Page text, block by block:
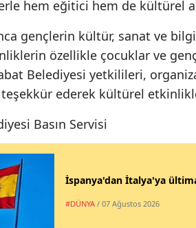
hem eğitici hem de kültürel
gençlerin kültür, sanat ve
özellikle çocuklar ve
Belediyesi yetkilileri,
teşekkür ederek kültürel
Basın Servisi
İspanya'dan İtalya'ya
#DÜNYA / 07 Ağustos 2026